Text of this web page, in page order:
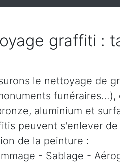
graffiti :
le nettoyage de
funéraires…),
aluminium et
peuvent s'enlever
de la peinture :
- Sablage -